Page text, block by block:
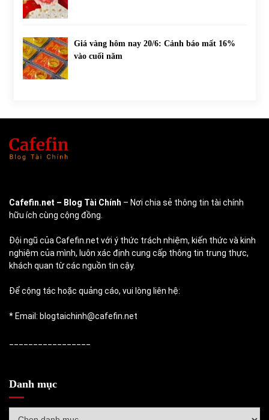
Giá vàng hôm nay 20/6: Cảnh báo mất 16%
vào cuối năm
Cafefin.net – Blog Tài Chính – Nơi chia sẻ thông tin tài chính
hữu ích cùng cộng đồng.
Đội ngũ của Cafefin.net với ý thức trách nhiệm, kiến thức và kinh
nghiệm của mình, luôn xác định cung cấp thông tin trung thực,
khách quan từ các nguồn tin cậy.
Để cộng tác hoặc quảng cáo, vui lòng liên hệ:
* Email: blogtaichinh@cafefin.net
Danh mục